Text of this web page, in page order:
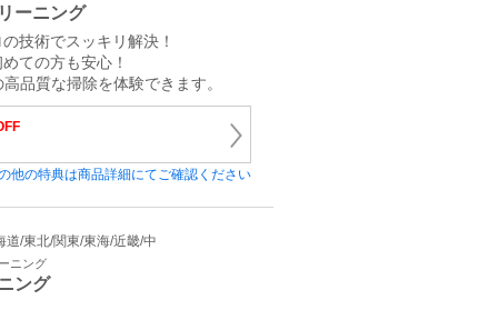
ーニング
技術でスッキリ解決！
ての方も安心！
品質な掃除を体験できます。
他の特典は商品詳細にてご確認ください
/東北/関東/東海/近畿/中
ニング
ング